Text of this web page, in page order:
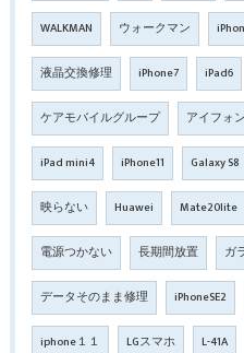
WALKMAN ウォークマン
液晶交換修理 iPhone7 iPad6
ケアモバイルグループ アイフォ
iPad mini4 iPhone11 Galaxy S8
映らない Huawei Mate20lite
電源つかない 長期間放置 ガ
データそのまま修理 iPhoneSE2
iphone１１ LGスマホ L-41A